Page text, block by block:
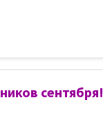
сентября!